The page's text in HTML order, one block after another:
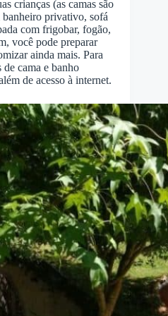
crianças (as camas são
banheiro privativo, sofá
com frigobar, fogão,
você pode preparar
ainda mais. Para
cama e banho
de acesso à internet.